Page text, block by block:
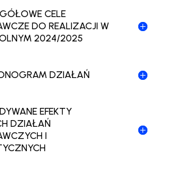
CELE
DO REALIZACJI W
2024/2025
DZIAŁAŃ
EFEKTY
DZIAŁAŃ
I